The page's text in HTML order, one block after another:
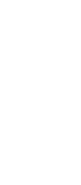
fersk frukt, bær og
tre pristester
kan tilby Norges
står høyt på
nordmenn. –
Jensen,